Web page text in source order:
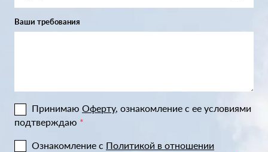
Ваши требования
Принимаю Оферту, ознакомление с ее условиями
подтверждаю *
Ознакомление с Политикой в отношении